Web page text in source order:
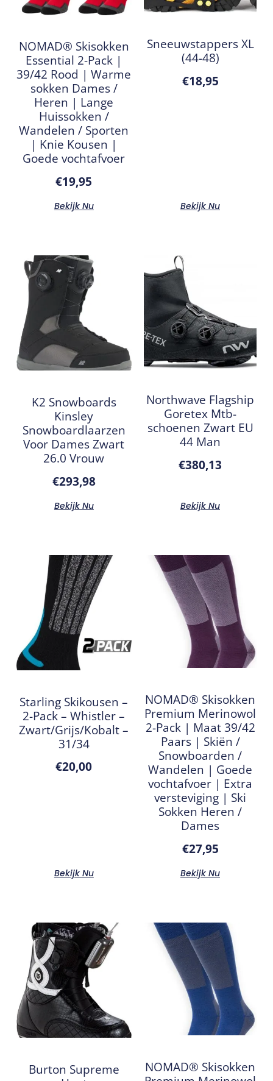
NOMAD® Skisokken
Essential 2-Pack |
39/42 Rood | Warme
sokken Dames /
Heren | Lange
Huissokken /
Wandelen / Sporten
| Knie Kousen |
Goede vochtafvoer
€19,95
Bekijk Nu
Sneeuwstappers XL
(44-48)
€18,95
Bekijk Nu
K2 Snowboards
Kinsley
Snowboardlaarzen
Voor Dames Zwart
26.0 Vrouw
€293,98
Bekijk Nu
Northwave Flagship
Goretex Mtb-
schoenen Zwart EU
44 Man
€380,13
Bekijk Nu
Starling Skikousen –
2-Pack – Whistler –
Zwart/Grijs/Kobalt –
31/34
€20,00
Bekijk Nu
NOMAD® Skisokken
Premium Merinowol
2-Pack | Maat 39/42
Paars | Skiën /
Snowboarden /
Wandelen | Goede
vochtafvoer | Extra
versteviging | Ski
Sokken Heren /
Dames
€27,95
Bekijk Nu
Burton Supreme
NOMAD® Skisokken